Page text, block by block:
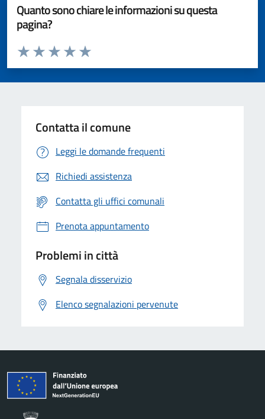
Quanto sono chiare le informazioni su questa
pagina?
Valuta da 1 a 5 stelle la pagina
Valuta 5 stelle su 5
Valuta 4 stelle su 5
Valuta 3 stelle su 5
Valuta 2 stelle su 5
Valuta 1 stelle su 5
Contatta il comune
Leggi le domande frequenti
Richiedi assistenza
Contatta gli uffici comunali
Prenota appuntamento
Problemi in città
Segnala disservizio
Elenco segnalazioni pervenute